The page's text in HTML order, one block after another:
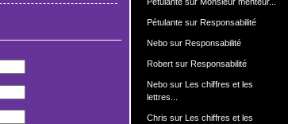
Pétulantesur Responsabilité
Nebosur Responsabilité
Robertsur Responsabilité
Nebosur Les chiffres et les
lettres...
Chris sur Les chiffres et les